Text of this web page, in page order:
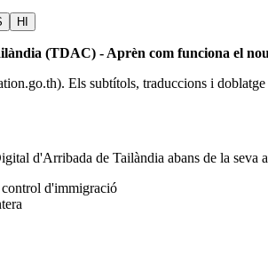
HI
(TDAC) - Aprèn com funciona el
Els subtítols, traduccions i
d'Arribada de Tailàndia abans de la seva
control d'immigració